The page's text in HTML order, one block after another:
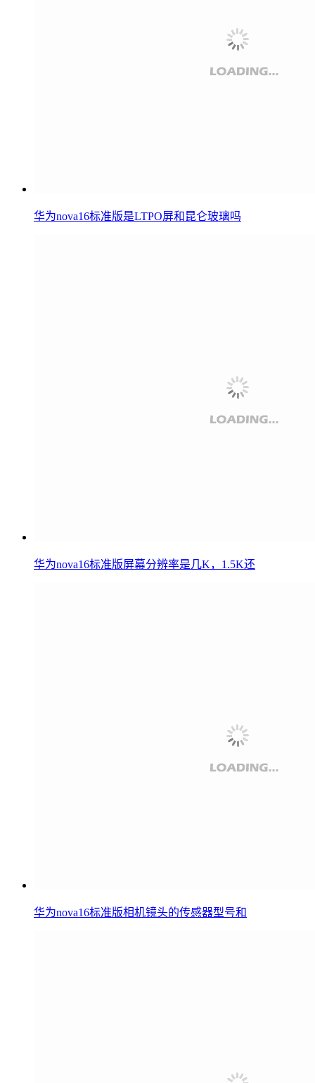
华为nova16标准版是LTPO屏和昆仑玻璃吗
华为nova16标准版屏幕分辨率是几K，1.5K还
华为nova16标准版相机镜头的传感器型号和